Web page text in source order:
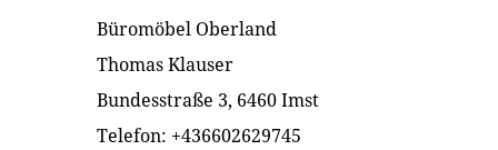
Büromöbel Oberland
Thomas Klauser
Bundesstraße 3, 6460 Imst
Telefon: +436602629745